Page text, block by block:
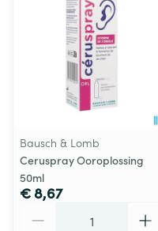
Bausch & Lomb
Ceruspray Ooroplossing
50ml
€ 8,67